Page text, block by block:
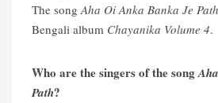
The songAha Oi Anka Banka Je Path
Bengali album Chayanika Volume 4.
Who are the singers of the song
Path?